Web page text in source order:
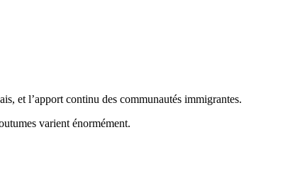
et l’apport continu des communautés immigrantes.
varient énormément.